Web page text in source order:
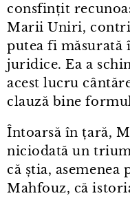
consfințit
Marii Uniri,
putea fi măsurată
juridice. Ea a
acest lucru
clauză bine
Întoarsă în țară,
niciodată un
că știa,
Mahfouz, că